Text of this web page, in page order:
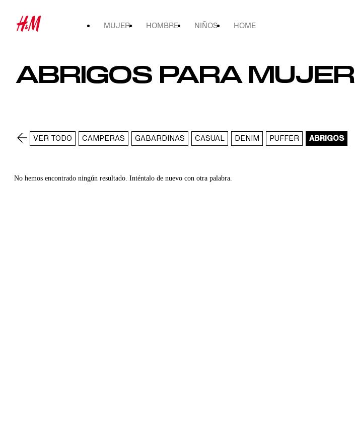
MUJER HOMBRE NIÑOS HOME
ABRIGOS PARA MUJER
VER TODO CAMPERAS GABARDINAS CASUAL DENIM PUFFER ABRIGOS
No hemos encontrado ningún resultado. Inténtalo de nuevo con otra palabra.